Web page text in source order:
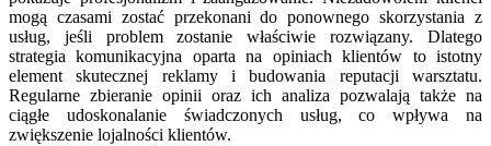
mogą czasami zostać przekonani do ponownego skorzystania z
usług, jeśli problem zostanie właściwie rozwiązany. Dlatego
strategia komunikacyjna oparta na opiniach klientów to istotny
element skutecznej reklamy i budowania reputacji warsztatu.
Regularne zbieranie opinii oraz ich analiza pozwalają także na
ciągłe udoskonalanie świadczonych usług, co wpływa na
zwiększenie lojalności klientów.